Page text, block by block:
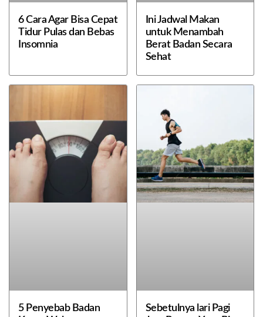
6 Cara Agar Bisa Cepat
Tidur Pulas dan Bebas
Insomnia
Ini Jadwal Makan
untuk Menambah
Berat Badan Secara
Sehat
5 Penyebab Badan
Sebetulnya lari Pagi